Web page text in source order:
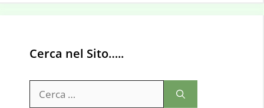
Cerca nel Sito…..
per: